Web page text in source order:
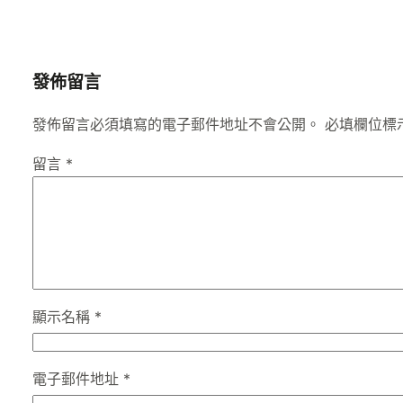
發佈留言
發佈留言必須填寫的電子郵件地址不會公開。 必填欄位
留言 *
顯示名稱 *
電子郵件地址 *